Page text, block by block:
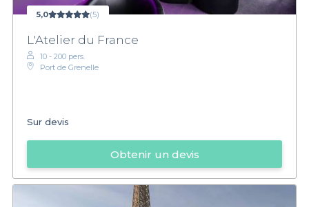
5,0 (5)
L'Atelier du France
10 - 200 pers.
Port de Grenelle
Sur devis
Obtenir un devis